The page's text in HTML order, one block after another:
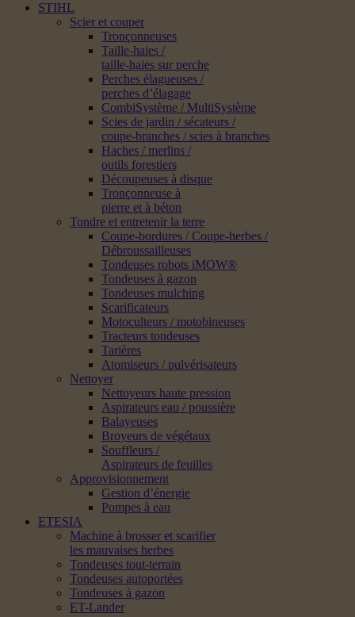
STIHL
Scier et couper
Tronçonneuses
Taille-haies /
taille-haies sur perche
Perches élagueuses /
perches d’élagage
CombiSystème / MultiSystème
Scies de jardin / sécateurs /
coupe-branches / scies à branches
Haches / merlins /
outils forestiers
Découpeuses à disque
Tronçonneuse à
pierre et à béton
Tondre et entretenir la terre
Coupe-bordures / Coupe-herbes /
Débroussailleuses
Tondeuses robots iMOW®
Tondeuses à gazon
Tondeuses mulching
Scarificateurs
Motoculteurs / motobineuses
Tracteurs tondeuses
Tarières
Atomiseurs / pulvérisateurs
Nettoyer
Nettoyeurs haute pression
Aspirateurs eau / poussière
Balayeuses
Broyeurs de végétaux
Souffleurs /
Aspirateurs de feuilles
Approvisionnement
Gestion d’énergie
Pompes à eau
ETESIA
Machine à brosser et scarifier
les mauvaises herbes
Tondeuses tout-terrain
Tondeuses autoportées
Tondeuses à gazon
ET-Lander